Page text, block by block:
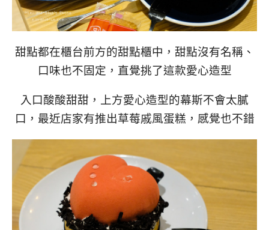
甜點都在櫃台前方的甜點櫃中，甜點沒有名稱、
口味也不固定，直覺挑了這款愛心造型
入口酸酸甜甜，上方愛心造型的幕斯不會太膩
口，最近店家有推出草莓戚風蛋糕，感覺也不錯